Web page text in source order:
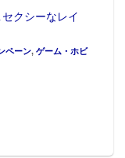
ーネロペー マー
クシーなレイ
ペーン, ゲーム・ホビ